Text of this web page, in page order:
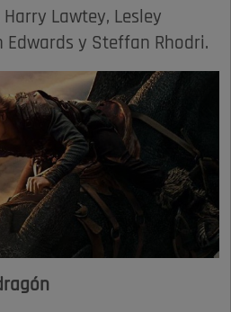
Lawtey, Lesley
Edwards y Steffan Rhodri.